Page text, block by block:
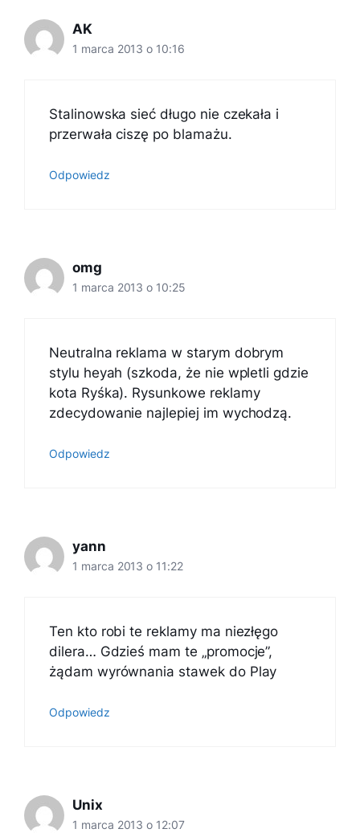
AK
1 marca 2013 o 10:16
Stalinowska sieć długo nie czekała i
przerwała ciszę po blamażu.
Odpowiedz
omg
1 marca 2013 o 10:25
Neutralna reklama w starym dobrym
stylu heyah (szkoda, że nie wpletli gdzie
kota Ryśka). Rysunkowe reklamy
zdecydowanie najlepiej im wychodzą.
Odpowiedz
yann
1 marca 2013 o 11:22
Ten kto robi te reklamy ma niezłęgo
dilera… Gdzieś mam te „promocje”,
żądam wyrównania stawek do Play
Odpowiedz
Unix
1 marca 2013 o 12:07